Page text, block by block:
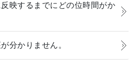
映するまでにどの位時間がか
分かりません。